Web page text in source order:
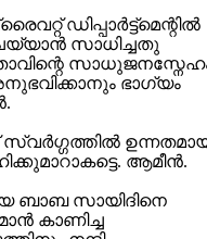
ഡിപ്പാര്‍ട്ട്മെന്റില്‍
സാധിച്ചതു
ഭാഗ്യം
ആമീന്‍.
ബാബ സായിദിനെ
കാണിച്ച